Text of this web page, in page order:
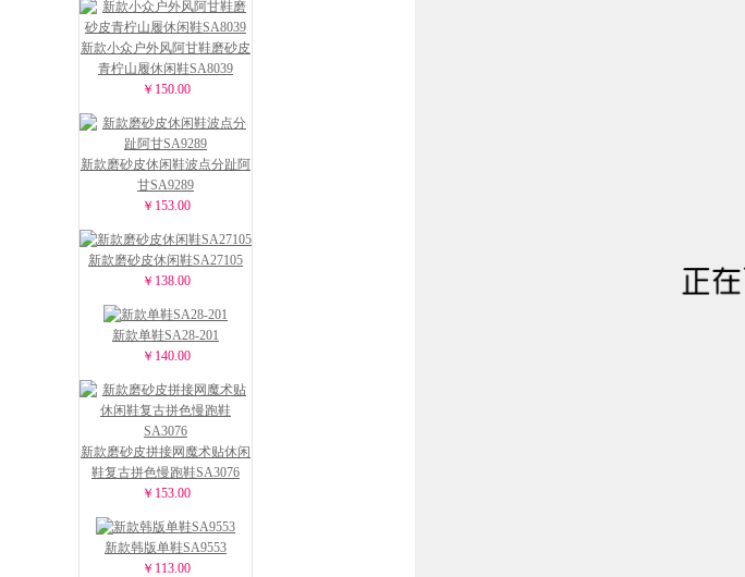
新款小众户外风阿甘鞋磨砂皮
青柠山履休闲鞋SA8039
￥150.00
新款磨砂皮休闲鞋波点分趾阿
甘SA9289
￥153.00
新款磨砂皮休闲鞋SA27105
￥138.00
新款单鞋SA28-201
￥140.00
新款磨砂皮拼接网魔术贴休闲
鞋复古拼色慢跑鞋SA3076
￥153.00
新款韩版单鞋SA9553
￥113.00